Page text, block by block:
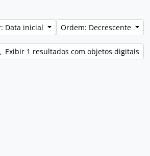
Data inicial
Ordem: Decrescente
Exibir 1 resultados com objetos digitais